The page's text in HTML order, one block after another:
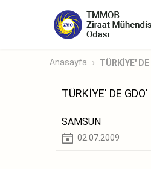
Anasayfa TÜRKİYE'
TÜRKİYE' DE
SAMSUN
02.07.2009